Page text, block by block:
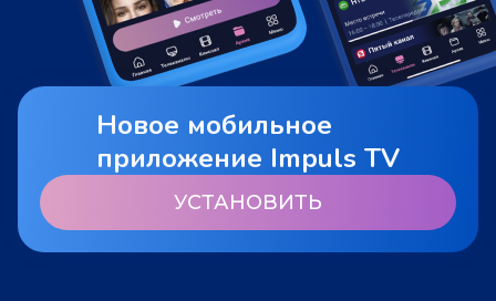
Новое мобильное
приложение Impuls TV
УСТАНОВИТЬ